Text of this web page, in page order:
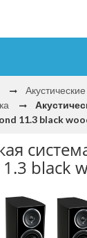
11.3 black
black